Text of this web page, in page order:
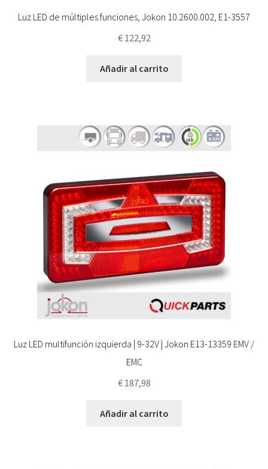
Luz LED de múltiples funciones, Jokon 10.2600.002, E1-3557
€122,92
Añadir al carrito
Luz LED multifunción izquierda | 9-32V | Jokon E13-13359 EMV /
EMC
€187,98
Añadir al carrito